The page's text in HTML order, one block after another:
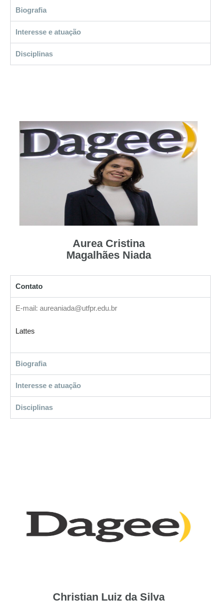
Biografia
Interesse e atuação
Disciplinas
Aurea Cristina
Magalhães Niada
Contato
E-mail: aureaniada@utfpr.edu.br
Lattes
Biografia
Interesse e atuação
Disciplinas
Christian Luiz da Silva